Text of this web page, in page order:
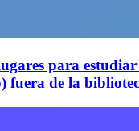
para
fuera de la